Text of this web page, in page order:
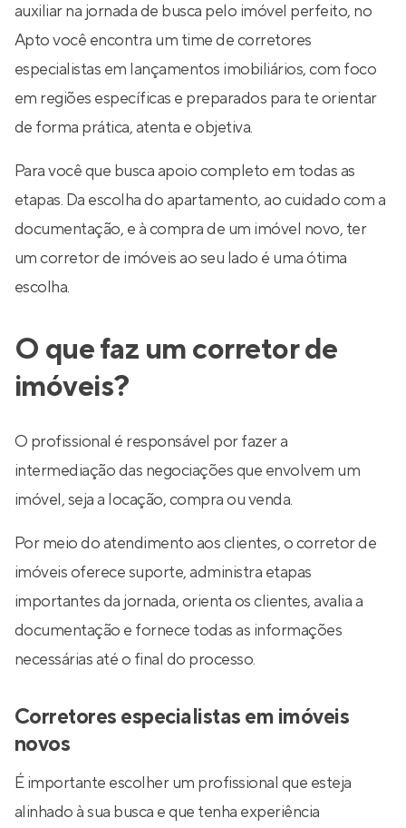
auxiliar na jornada de busca pelo imóvel perfeito, no
Apto você encontra um time de corretores
especialistas em lançamentos imobiliários, com foco
em regiões específicas e preparados para te orientar
de forma prática, atenta e objetiva.
Para você que busca apoio completo em todas as
etapas. Da escolha do apartamento, ao cuidado com a
documentação, e à compra de um imóvel novo, ter
um corretor de imóveis ao seu lado é uma ótima
escolha.
O que faz um corretor de
imóveis?
O profissional é responsável por fazer a
intermediação das negociações que envolvem um
imóvel, seja a locação, compra ou venda.
Por meio do atendimento aos clientes, o corretor de
imóveis oferece suporte, administra etapas
importantes da jornada, orienta os clientes, avalia a
documentação e fornece todas as informações
necessárias até o final do processo.
Corretores especialistas em imóveis
novos
É importante escolher um profissional que esteja
alinhado à sua busca e que tenha experiência